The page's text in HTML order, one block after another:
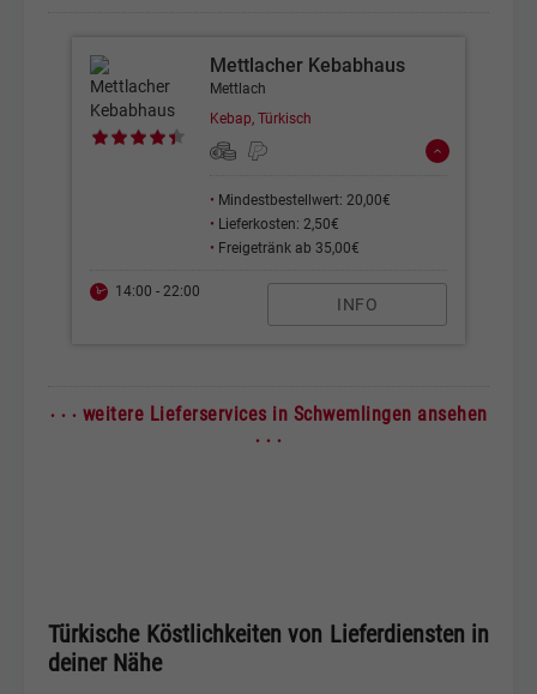
Mettlacher Kebabhaus
Mettlach
Kebap, Türkisch
• Mindestbestellwert: 20,00€
• Lieferkosten: 2,50€
• Freigetränk ab 35,00€
14:00 - 22:00
INFO
· · · weitere Lieferservices in Schwemlingen ansehen
· · ·
Türkische Köstlichkeiten von Lieferdiensten in
deiner Nähe